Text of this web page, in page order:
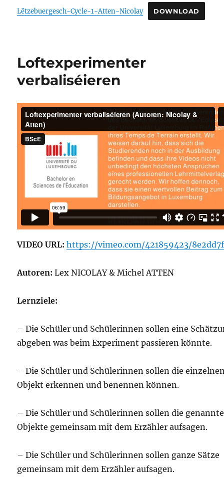
Lëtzebuergesch-Cycle-1-Atten-Nicolay DOWNLOAD
Loftexperimenter
verbaliséieren
VIDEO URL:https://vimeo.com/421859423/
Autoren: Lex NICOLAY & Michel ATTEN
Lernziele:
– Die Schüler und Schülerinnen sollen eine
abgeben was beim Experiment passieren könnte.
– Die Schüler und Schülerinnen sollen die
Objekt erkennen und benennen können.
– Die Schüler und Schülerinnen sollen die
Objekte gemeinsam mit dem Erzähler aufsagen.
– Die Schüler und Schülerinnen sollen ganze Sätze
gemeinsam mit dem Erzähler aufsagen.